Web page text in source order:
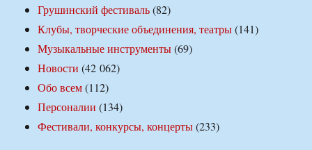
Грушинский фестиваль(82)
Клубы, творческие объединения, театры(141)
Музыкальные инструменты(69)
Новости (42 062)
Обо всем(112)
Персоналии (134)
Фестивали, конкурсы, концерты(233)